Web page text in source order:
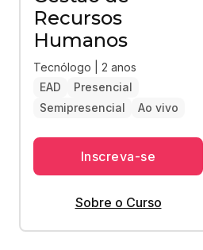
Recursos
Humanos
Tecnólogo | 2 anos
EAD
Presencial
Semipresencial
Ao vivo
Inscreva-se
Sobre o Curso